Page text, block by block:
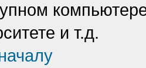
и т.д.